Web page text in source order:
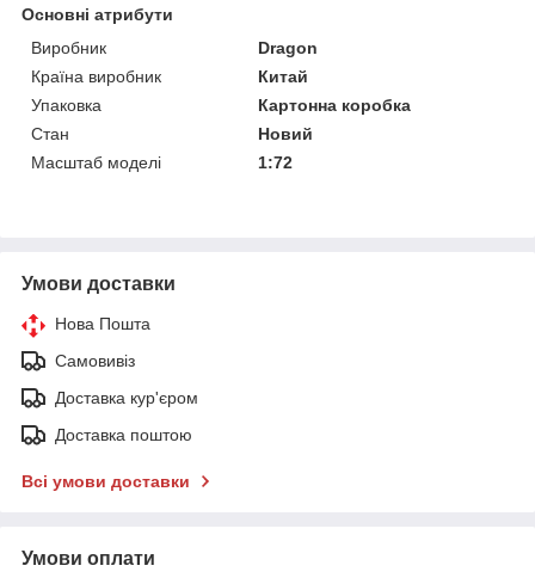
Основні атрибути
Виробник
Dragon
Країна виробник
Китай
Упаковка
Картонна коробка
Стан
Новий
Масштаб моделі
1:72
Умови доставки
Нова Пошта
Самовивіз
Доставка кур'єром
Доставка поштою
Всі умови доставки
Умови оплати